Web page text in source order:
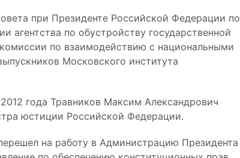
при Президенте Российской Федерации по
агентства по обустройству государственной
по взаимодействию с национальными
Московского института
года Травников Максим Александрович
юстиции Российской Федерации.
на работу в Администрацию Президента